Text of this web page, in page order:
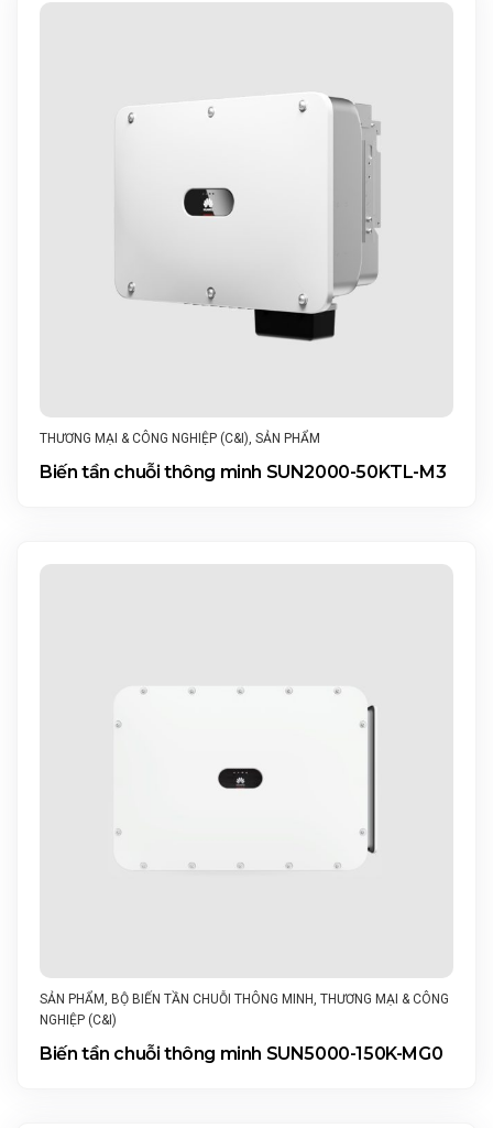
THƯƠNG MẠI & CÔNG NGHIỆP (C&I), SẢN PHẨM
Biến tần chuỗi thông minh SUN2000-50KTL-M3
SẢN PHẨM, BỘ BIẾN TẦN CHUỖI THÔNG MINH, THƯƠNG MẠI & CÔNG
NGHIỆP (C&I)
Biến tần chuỗi thông minh SUN5000-150K-MG0